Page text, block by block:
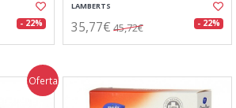
- 22%
LAMBERTS
35,77€ 45,72€ - 22%
Oferta